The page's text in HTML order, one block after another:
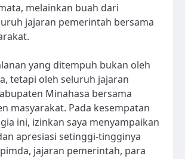
melainkan buah dari
jajaran pemerintah bersama
yang ditempuh bukan oleh
tetapi oleh seluruh jajaran
Minahasa bersama
masyarakat. Pada kesempatan
ini, izinkan saya menyampaikan
apresiasi setinggi-tingginya
jajaran pemerintah, para